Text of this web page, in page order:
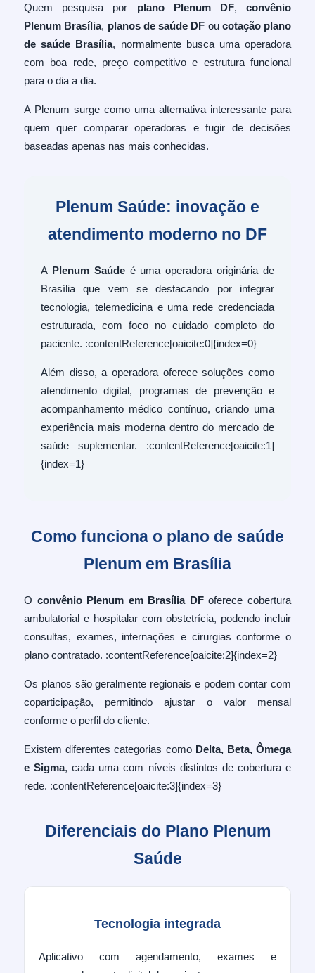
Quem pesquisa por plano Plenum DF,convênio
Plenum Brasília, planos de saúde DF ou cotação plano
de saúde Brasília, normalmente busca uma operadora
com boa rede, preço competitivo e estrutura funcional
para o dia a dia.
A Plenum surge como uma alternativa interessante para
quem quer comparar operadoras e fugir de decisões
baseadas apenas nas mais conhecidas.
Plenum Saúde: inovação e
atendimento moderno no DF
A Plenum Saúdeé uma operadora originária de
Brasília que vem se destacando por integrar
tecnologia, telemedicina e uma rede credenciada
estruturada, com foco no cuidado completo do
paciente. :contentReference[oaicite:0]{index=0}
Além disso, a operadora oferece soluções como
atendimento digital, programas de prevenção e
acompanhamento médico contínuo, criando uma
experiência mais moderna dentro do mercado de
saúde suplementar. :contentReference[oaicite:1]
{index=1}
Como funciona o plano de saúde
Plenum em Brasília
O convênio Plenum em Brasília DFoferece cobertura
ambulatorial e hospitalar com obstetrícia, podendo incluir
consultas, exames, internações e cirurgias conforme o
plano contratado. :contentReference[oaicite:2]{index=2}
Os planos são geralmente regionais e podem contar com
coparticipação, permitindo ajustar o valor mensal
conforme o perfil do cliente.
Existem diferentes categorias como Delta, Beta, Ômega
e Sigma, cada uma com níveis distintos de cobertura e
rede. :contentReference[oaicite:3]{index=3}
Diferenciais do Plano Plenum
Saúde
Tecnologia integrada
Aplicativo com agendamento, exames e